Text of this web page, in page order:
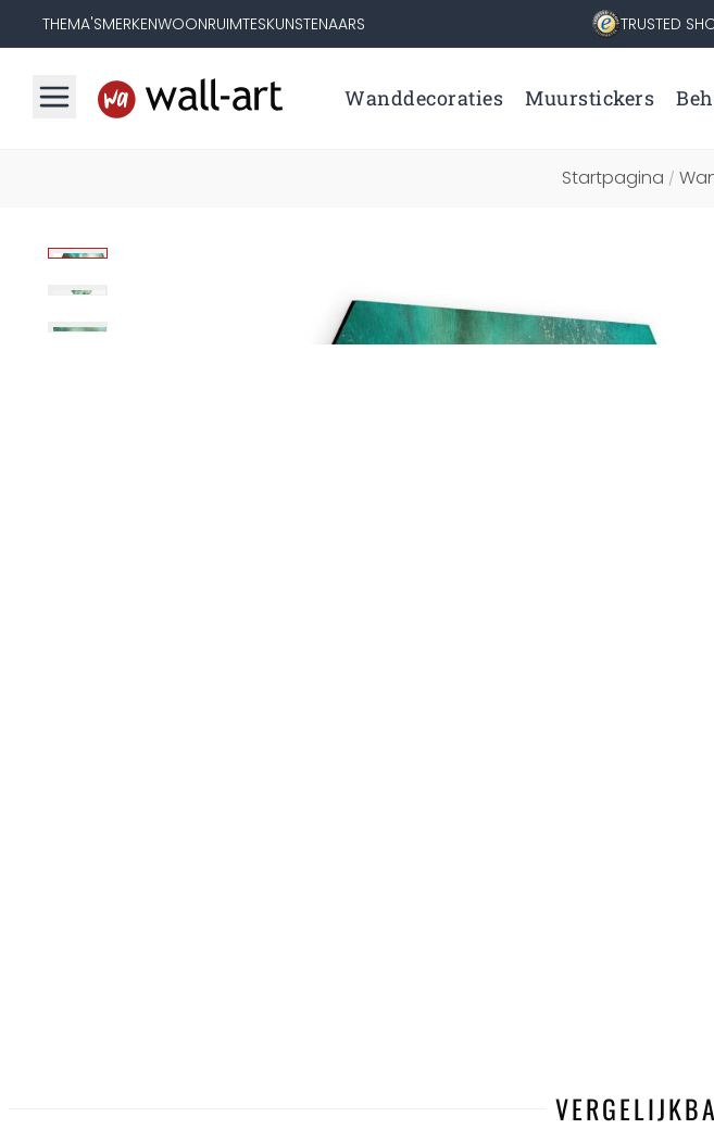
THEMA'SMERKENWOONRUIMTESKUNSTENAARS TRUSTED
Wanddecoraties Muurstickers
Startpagina /